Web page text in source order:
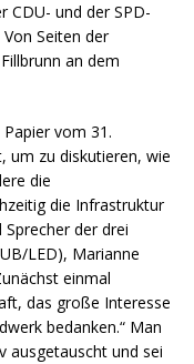
CDU- und der SPD-
Seiten der
an dem
vom 31.
um zu diskutieren, wie
die
die Infrastruktur
der drei
LED), Marianne
einmal
das große Interesse
bedanken.“ Man
ausgetauscht und sei